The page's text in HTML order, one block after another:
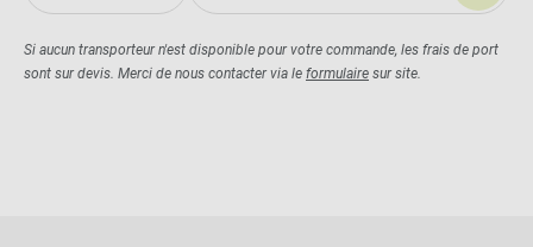
Si aucun transporteur n'est disponible pour votre commande, les frais de port
sont sur devis. Merci de nous contacter via le formulaire sur site.